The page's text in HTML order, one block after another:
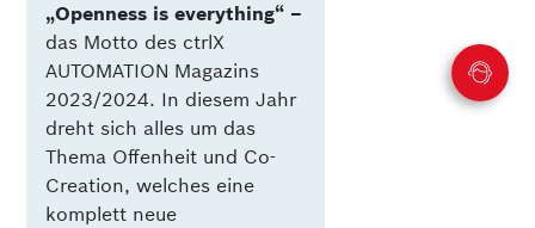
„Openness is everything“ –
das Motto des ctrlX
AUTOMATION Magazins
2023/2024. In diesem Jahr
dreht sich alles um das
Thema Offenheit und Co-
Creation, welches eine
komplett neue